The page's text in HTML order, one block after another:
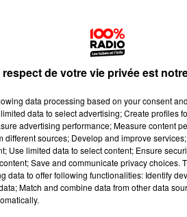
respect de votre vie privée est
data processing based on your consent
data to select advertising; Create profiles
advertising performance; Measure content
different sources; Develop and improve
Use limited data to select content; Ensure
Save and communicate privacy choices.
data to offer following functionalities: Identify
Match and combine data from other data